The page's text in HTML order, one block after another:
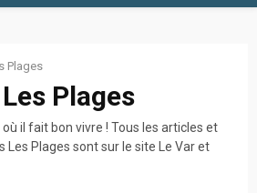
Plages
Plages
il fait bon vivre ! Tous les articles et
Les Plages sont sur le site Le Var et